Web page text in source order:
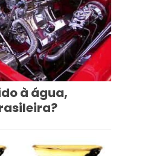
à água,